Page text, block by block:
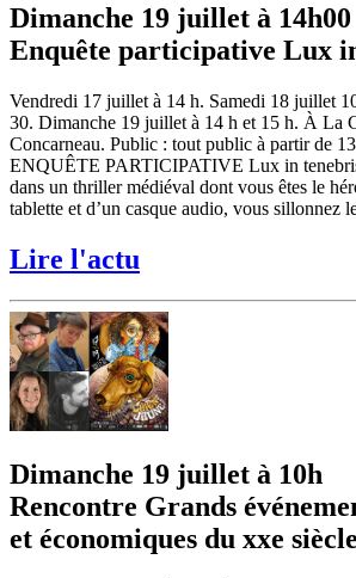
Dimanche 19 juillet à 14h00
Enquête participative Lux
Vendredi 17 juillet à 14 h. Samedi 18 juillet
30. Dimanche 19 juillet à 14 h et 15 h. À La
Concarneau. Public : tout public à partir de
ENQUÊTE PARTICIPATIVE Lux in
dans un thriller médiéval dont vous êtes le
tablette et d’un casque audio, vous
Lire l'actu
Dimanche 19 juillet à 10h
Rencontre Grands
et économiques du xxe siècle